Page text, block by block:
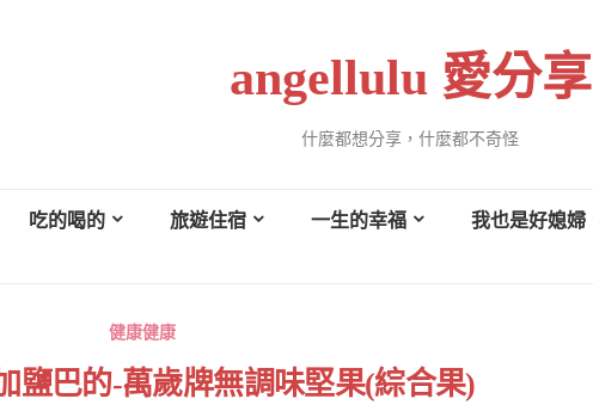
angellulu 愛分享
什麼都想分享，什麼都不奇怪
吃的喝的 旅遊住宿 一生的幸福 我也是好媳婦
健康健康
鹽巴的-萬歲牌無調味堅果(綜合果)